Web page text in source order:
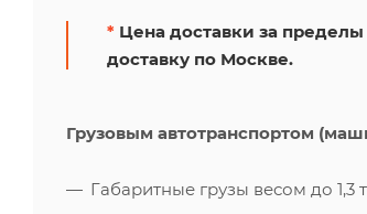
* Цена доставки за
доставку по Москве.
Грузовым автотранспортом
Габаритные грузы весом до 1,3